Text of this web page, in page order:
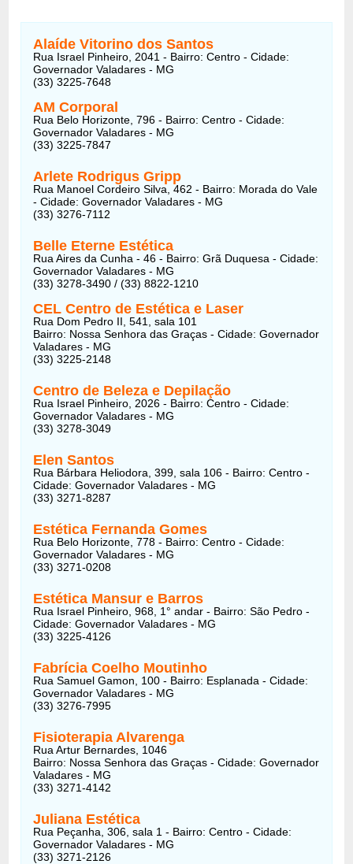
Alaíde Vitorino dos Santos
Rua Israel Pinheiro, 2041 - Bairro: Centro - Cidade:
Governador Valadares - MG
(33) 3225-7648
AM Corporal
Rua Belo Horizonte, 796 - Bairro: Centro - Cidade:
Governador Valadares - MG
(33) 3225-7847
Arlete Rodrigus Gripp
Rua Manoel Cordeiro Silva, 462 - Bairro: Morada do Vale
- Cidade: Governador Valadares - MG
(33) 3276-7112
Belle Eterne Estética
Rua Aires da Cunha - 46 - Bairro: Grã Duquesa - Cidade:
Governador Valadares - MG
(33) 3278-3490 / (33) 8822-1210
CEL Centro de Estética e Laser
Rua Dom Pedro II, 541, sala 101
Bairro: Nossa Senhora das Graças - Cidade: Governador
Valadares - MG
(33) 3225-2148
Centro de Beleza e Depilação
Rua Israel Pinheiro, 2026 - Bairro: Centro - Cidade:
Governador Valadares - MG
(33) 3278-3049
Elen Santos
Rua Bárbara Heliodora, 399, sala 106 - Bairro: Centro -
Cidade: Governador Valadares - MG
(33) 3271-8287
Estética Fernanda Gomes
Rua Belo Horizonte, 778 - Bairro: Centro - Cidade:
Governador Valadares - MG
(33) 3271-0208
Estética Mansur e Barros
Rua Israel Pinheiro, 968, 1° andar - Bairro: São Pedro -
Cidade: Governador Valadares - MG
(33) 3225-4126
Fabrícia Coelho Moutinho
Rua Samuel Gamon, 100 - Bairro: Esplanada - Cidade:
Governador Valadares - MG
(33) 3276-7995
Fisioterapia Alvarenga
Rua Artur Bernardes, 1046
Bairro: Nossa Senhora das Graças - Cidade: Governador
Valadares - MG
(33) 3271-4142
Juliana Estética
Rua Peçanha, 306, sala 1 - Bairro: Centro - Cidade:
Governador Valadares - MG
(33) 3271-2126